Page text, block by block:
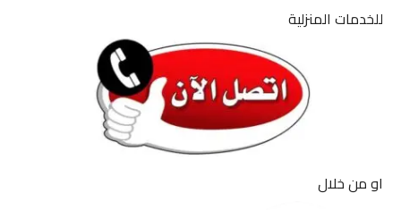
للخدمات المنزلية
او من خلال